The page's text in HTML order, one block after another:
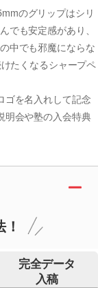
のグリップはシリ
でも安定感があり、
中でも邪魔にならな
たくなるシャープペ
ゴを名入れして記念
明会や塾の入会特典
完全データ
入稿